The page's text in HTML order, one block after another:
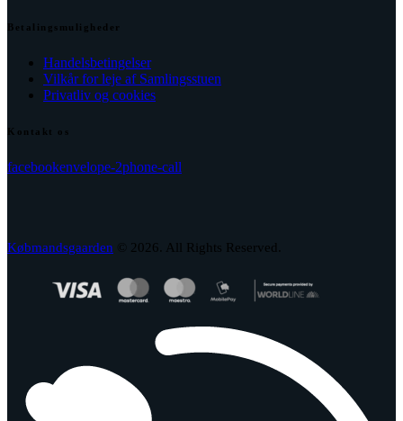
Betalingsmuligheder
Handelsbetingelser
Vilkår for leje af Samlingsstuen
Privatliv og cookies
Kontakt os
facebookenvelope-2phone-call
Købmandsgaarden © 2026. All Rights Reserved.